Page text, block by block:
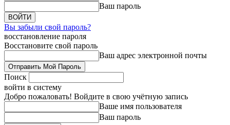
Ваш пароль
Вы забыли свой пароль?
восстановление пароля
Восстановите свой пароль
Ваш адрес электронной почты
Поиск
войти в систему
Добро пожаловать! Войдите в свою учётную запись
Ваше имя пользователя
Ваш пароль